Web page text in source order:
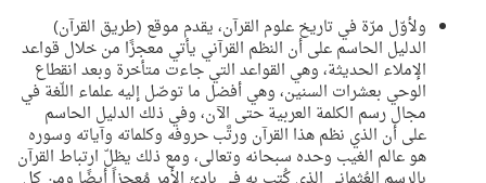
ولأوّل مرّة في تاريخ علوم القرآن، يقدم موقع (طريق القرآن)
الدليل الحاسم على أن النظم القرآني يأتي معجزًا من خلال قواعد
الإملاء الحديثة، وهي القواعد التي جاءت متأخرة وبعد انقطاع
الوحي بعشرات السنين، وهي أفضل ما توصّل إليه علماء اللّغة في
مجال رسم الكلمة العربية حتى الآن، وفي ذلك الدليل الحاسم
على أن الذي نظم هذا القرآن ورتَّب حروفه وكلماته وآياته وسوره
هو عالم الغيب وحده سبحانه وتعالى، ومع ذلك يظلّ ارتباط القرآن